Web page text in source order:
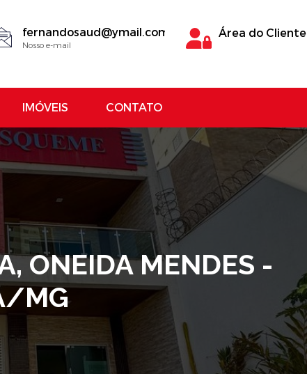
fernandosaud@ymail.com
Nosso e-mail
Área do Cliente
IMÓVEIS CONTATO
ONEIDA MENDES -
MG